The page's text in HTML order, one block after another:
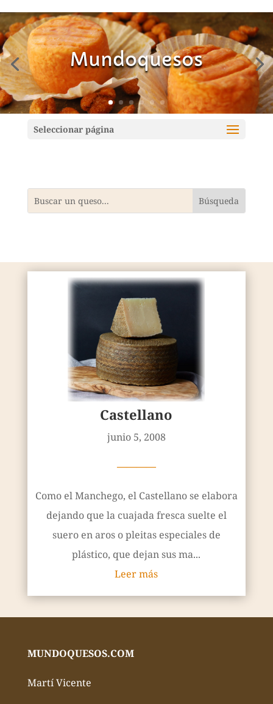
Mundoquesos
Seleccionar página
Castellano
junio 5, 2008
————
Como el Manchego, el Castellano se elabora
dejando que la cuajada fresca suelte el
suero en aros o pleitas especiales de
plástico, que dejan sus ma...
Leer más
MUNDOQUESOS.COM
Martí Vicente